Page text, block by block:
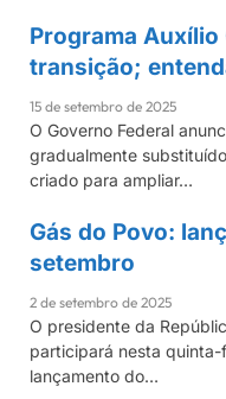
AUXÍLIO GÁS
Programa Auxílio
transição;
15 de setembro de 2025
O Governo Federal
gradualmente
criado para ampliar…
AUXÍLIO GÁS
Gás do Povo:
setembro
2 de setembro de 2025
O presidente da
participará nesta
lançamento do…